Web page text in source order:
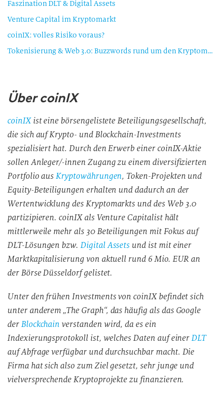
Faszination DLT & Digital Assets
Venture Capital im Kryptomarkt
coinIX: volles Risiko voraus?
Tokenisierung & Web 3.0: Buzzwords rund um den Kryptomarkt oder das Trading von morgen?
Über coinIX
coinIXist eine börsengelistete Beteiligungsgesellschaft,
die sich auf Krypto- und Blockchain-Investments
spezialisiert hat. Durch den Erwerb einer coinIX-Aktie
sollen Anleger/-innen Zugang zu einem diversifizierten
Portfolio ausKryptowährungen, Token-Projekten und
Equity-Beteiligungen erhalten und dadurch an der
Wertentwicklung des Kryptomarkts und des Web 3.0
partizipieren. coinIX als Venture Capitalist hält
mittlerweile mehr als 30 Beteiligungen mit Fokus auf
DLT-Lösungen bzw.Digital Assets und ist mit einer
Marktkapitalisierung von aktuell rund 6 Mio. EUR an
der Börse Düsseldorf gelistet.
Unter den frühen Investments von coinIX befindet sich
unter anderem „The Graph“, das häufig als das Google
derBlockchain verstanden wird, da es ein
Indexierungsprotokoll ist, welches Daten auf einerDLT
auf Abfrage verfügbar und durchsuchbar macht. Die
Firma hat sich also zum Ziel gesetzt, sehr junge und
vielversprechende Kryptoprojekte zu finanzieren.